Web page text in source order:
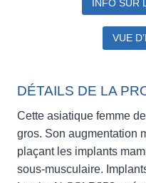
INFO SUR
VUE
DÉTAILS DE LA
Cette asiatique femme
gros. Son augmentation
plaçant les implants
sous-musculaire.